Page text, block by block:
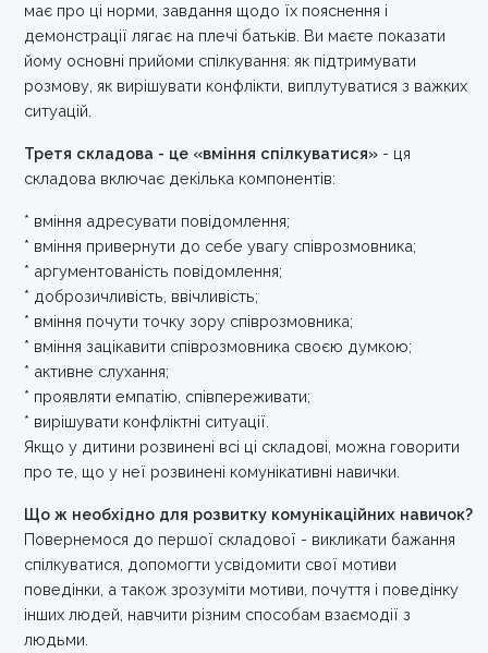
має про ці норми, завдання щодо їх пояснення і
демонстрації лягає на плечі батьків. Ви маєте показати
йому основні прийоми спілкування: як підтримувати
розмову, як вирішувати конфлікти, виплутуватися з важких
ситуацій.
Третя складова - це «вміння спілкуватися» - ця
складова включає декілька компонентів:
* вміння адресувати повідомлення;
* вміння привернути до себе увагу співрозмовника;
* аргументованість повідомлення;
* доброзичливість, ввічливість;
* вміння почути точку зору співрозмовника;
* вміння зацікавити співрозмовника своєю думкою;
* активне слухання;
* проявляти емпатію, співпереживати;
* вирішувати конфліктні ситуації.
Якщо у дитини розвинені всі ці складові, можна говорити
про те, що у неї розвинені комунікативні навички.
Що ж необхідно для розвитку комунікаційних навичок?
Повернемося до першої складової - викликати бажання
спілкуватися, допомогти усвідомити свої мотиви
поведінки, а також зрозуміти мотиви, почуття і поведінку
інших людей, навчити різним способам взаємодії з
людьми.